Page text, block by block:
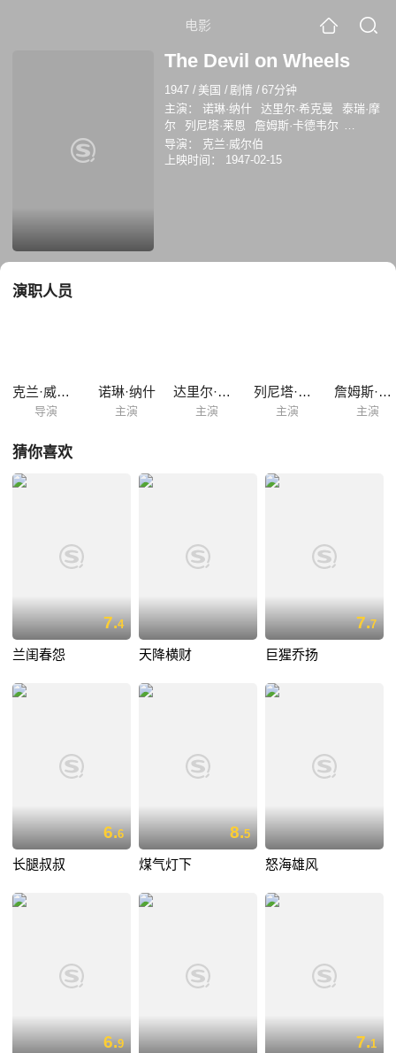
电影
The Devil on Wheels
1947 / 美国 /剧情 /67分钟
主演：
诺琳·纳什 达里尔·希克曼
泰瑞·摩
尔
列尼塔·莱恩
詹姆斯·卡德韦尔
Damian O'Flynn
约翰·汉密尔顿
兰
William Forrest 罗伯特·亚瑟
导演：
克兰·威尔伯
上映时间：
1947-02-15
演职人员
克兰·威尔伯
导演
诺琳·纳什
主演
达里尔·希克曼
主演
列尼塔·莱恩
主演
詹姆斯·卡德韦尔
主演
猜你喜欢
7.4
兰闺春怨 天降横财
7.7
巨猩乔扬
6.6
长腿叔叔
8.5
煤气灯下 怒海雄风
6.9 7.1